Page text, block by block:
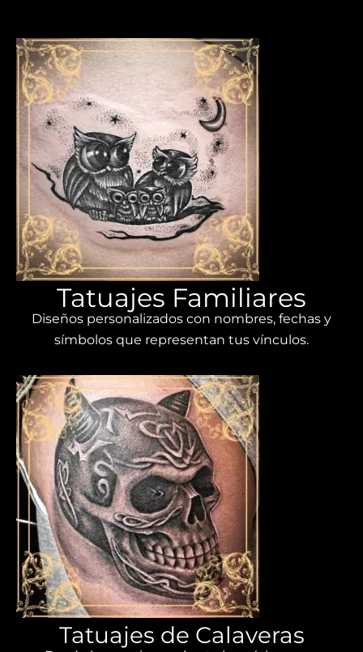
Tatuajes Familiares
Diseños personalizados con nombres, fechas y
símbolos que representan tus vínculos.
Tatuajes de Calaveras